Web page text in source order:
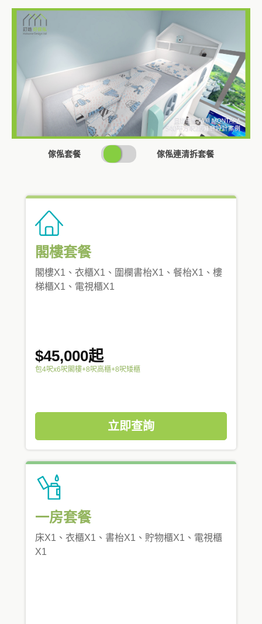
傢俬套餐
SWITCH
PRICING
傢俬連清拆套餐
閣樓套餐
閣樓X1、衣櫃X1、圍欄書枱X1、餐枱X1、樓
梯櫃X1、電視櫃X1
$45,000起
包4呎x6呎閣樓+8呎高櫃+8呎矮櫃
立即查詢
一房套餐
床X1、衣櫃X1、書枱X1、貯物櫃X1、電視櫃
X1